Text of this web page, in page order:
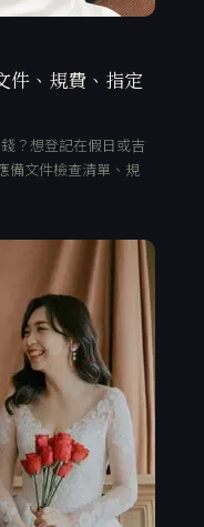
件、規費、指定
？想登記在假日或吉
備文件檢查清單、規